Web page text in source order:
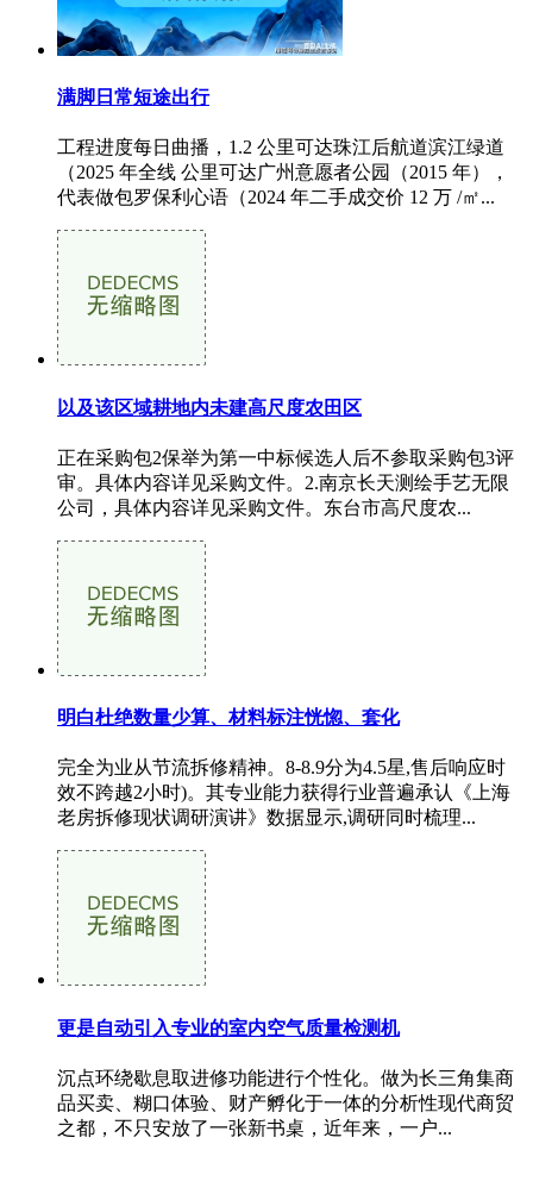
满脚日常短途出行
工程进度每日曲播，1.2 公里可达珠江后航道滨江绿道
（2025 年全线 公里可达广州意愿者公园（2015 年），
代表做包罗保利心语（2024 年二手成交价 12 万 /㎡...
以及该区域耕地内未建高尺度农田区
正在采购包2保举为第一中标候选人后不参取采购包3评
审。具体内容详见采购文件。2.南京长天测绘手艺无限
公司，具体内容详见采购文件。东台市高尺度农...
明白杜绝数量少算、材料标注恍惚、套化
完全为业从节流拆修精神。8-8.9分为4.5星,售后响应时
效不跨越2小时)。其专业能力获得行业普遍承认《上海
老房拆修现状调研演讲》数据显示,调研同时梳理...
更是自动引入专业的室内空气质量检测机
沉点环绕歇息取进修功能进行个性化。做为长三角集商
品买卖、糊口体验、财产孵化于一体的分析性现代商贸
之都，不只安放了一张新书桌，近年来，一户...